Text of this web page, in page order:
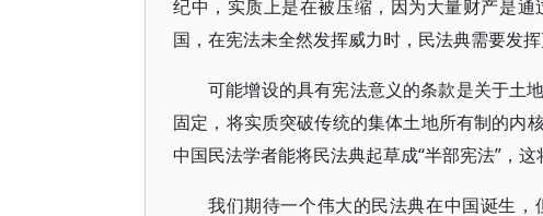
纪中，实质上是在被压缩，因为大量财产是
国，在宪法未全然发挥威力时，民法典需要发挥
可能增设的具有宪法意义的条款是关于土
固定，将实质突破传统的集体土地所有制的内
中国民法学者能将民法典起草成“半部宪法”，这
我们期待一个伟大的民法典在中国诞生